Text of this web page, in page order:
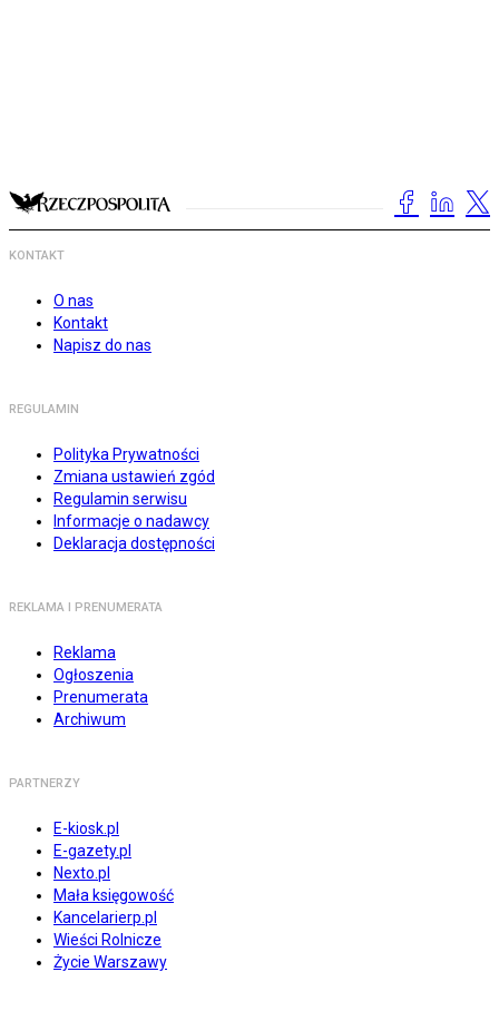
KONTAKT
O nas
Kontakt
Napisz do nas
REGULAMIN
Polityka Prywatności
Zmiana ustawień zgód
Regulamin serwisu
Informacje o nadawcy
Deklaracja dostępności
REKLAMA I PRENUMERATA
Reklama
Ogłoszenia
Prenumerata
Archiwum
PARTNERZY
E-kiosk.pl
E-gazety.pl
Nexto.pl
Mała księgowość
Kancelarierp.pl
Wieści Rolnicze
Życie Warszawy